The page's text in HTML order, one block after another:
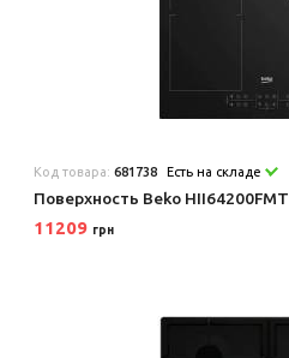
Код товара:681738 Есть на складе
Поверхность Beko HII64200FMT
11209 грн